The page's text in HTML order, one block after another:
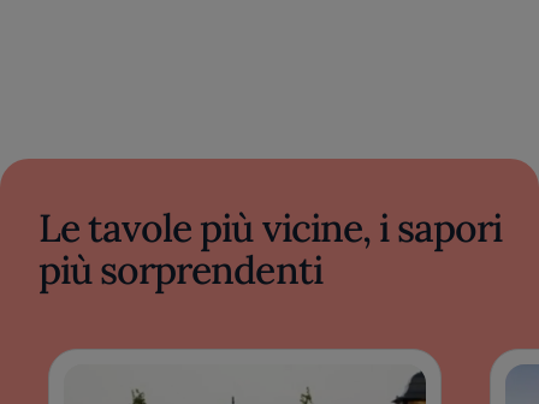
Le tavole più vicine, i sapori
più sorprendenti